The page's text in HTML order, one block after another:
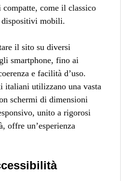
come il classico
dispositivi mobili.
il sito su diversi
smartphone, fino ai
e facilità d’uso.
italiani utilizzano una vasta
schermi di dimensioni
unito a rigorosi
offre un’esperienza